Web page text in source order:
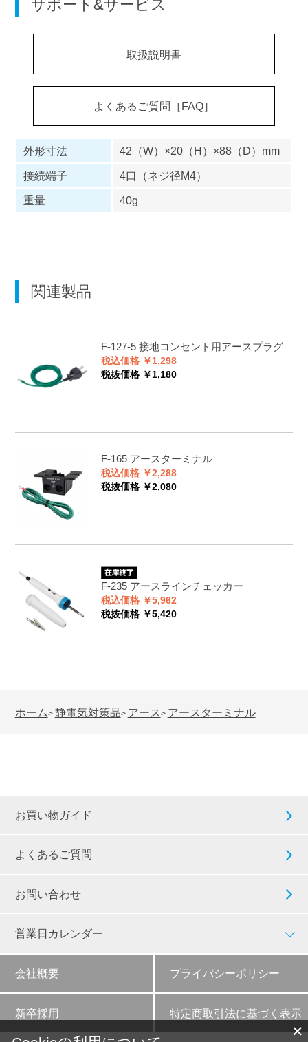
サポート&サービス
取扱説明書
よくあるご質問［FAQ］
外形寸法
42（W）×20（H）×88（D）mm
接続端子
4口（ネジ径M4）
重量
40g
関連製品
F-127-5 接地コンセント用アースプラグ
税込価格 ￥1,298
税抜価格 ￥1,180
F-165 アースターミナル
税込価格 ￥2,288
税抜価格 ￥2,080
F-235 アースラインチェッカー
税込価格 ￥5,962
税抜価格 ￥5,420
ホーム> 静電気対策品> アース > アースターミナル
お買い物ガイド
よくあるご質問
お問い合わせ
営業日カレンダー
会社概要 プライバシーポリシー
新卒採用 特定商取引法に基づく表示
✕